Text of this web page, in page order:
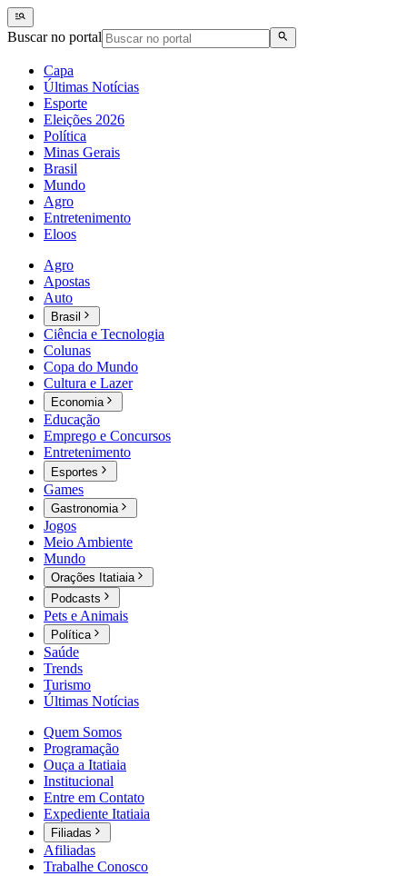
Buscar no portal
Capa
Últimas Notícias
Esporte
Eleições 2026
Política
Minas Gerais
Brasil
Mundo
Agro
Entretenimento
Eloos
Agro
Apostas
Auto
Brasil
Ciência e Tecnologia
Colunas
Copa do Mundo
Cultura e Lazer
Economia
Educação
Emprego e Concursos
Entretenimento
Esportes
Games
Gastronomia
Jogos
Meio Ambiente
Mundo
Orações Itatiaia
Podcasts
Pets e Animais
Política
Saúde
Trends
Turismo
Últimas Notícias
Quem Somos
Programação
Ouça a Itatiaia
Institucional
Entre em Contato
Expediente Itatiaia
Filiadas
Afiliadas
Trabalhe Conosco